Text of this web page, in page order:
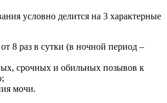
условно делится на 3 характерные
8 раз в сутки (в ночной период –
срочных и обильных позывов к
мочи.